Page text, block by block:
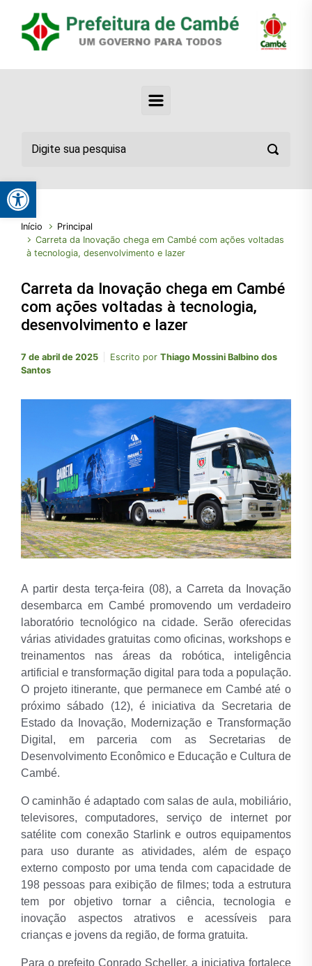
Início
Principal
Carreta da Inovação chega em Cambé com ações voltadas
à tecnologia, desenvolvimento e lazer
Carreta da Inovação chega em Cambé
com ações voltadas à tecnologia,
desenvolvimento e lazer
7 de abril de 2025 Escrito por Thiago Mossini Balbino dos
Santos
A partir desta terça-feira (08), a Carreta da Inovação
desembarca em Cambé promovendo um verdadeiro
laboratório tecnológico na cidade. Serão oferecidas
várias atividades gratuitas como oficinas, workshops e
treinamentos nas áreas da robótica, inteligência
artificial e transformação digital para toda a população.
O projeto itinerante, que permanece em Cambé até o
próximo sábado (12), é iniciativa da Secretaria de
Estado da Inovação, Modernização e Transformação
Digital, em parceria com as Secretarias de
Desenvolvimento Econômico e Educação e Cultura de
Cambé.
O caminhão é adaptado com salas de aula, mobiliário,
televisores, computadores, serviço de internet por
satélite com conexão Starlink e outros equipamentos
para uso durante as atividades, além de espaço
externo composto por uma tenda com capacidade de
198 pessoas para exibição de filmes; toda a estrutura
tem por objetivo tornar a ciência, tecnologia e
inovação aspectos atrativos e acessíveis para
crianças e jovens da região, de forma gratuita.
Para o prefeito Conrado Scheller, a iniciativa fortalece
Abrir a barra de ferramentas